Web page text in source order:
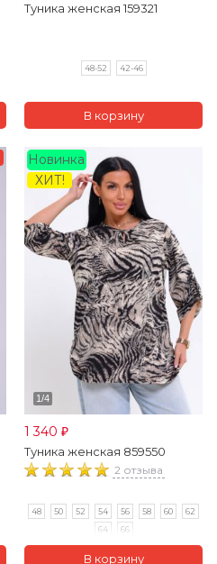
Туника женская 159321
48-52 42-46
ХИТ!
Новинка
1 340 ₽
Туника женская 859550
2 отзыва
48 50 52 54 56 58 60
62
64
66